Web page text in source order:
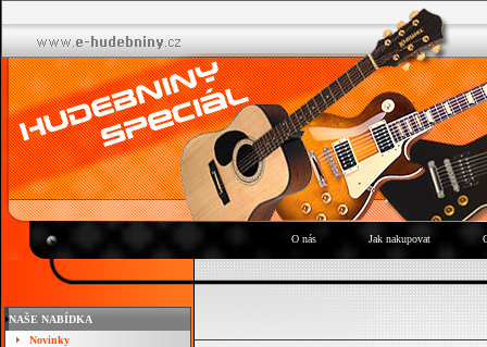
O nás Jak nakupovat
NAŠE NABÍDKA
Novinky